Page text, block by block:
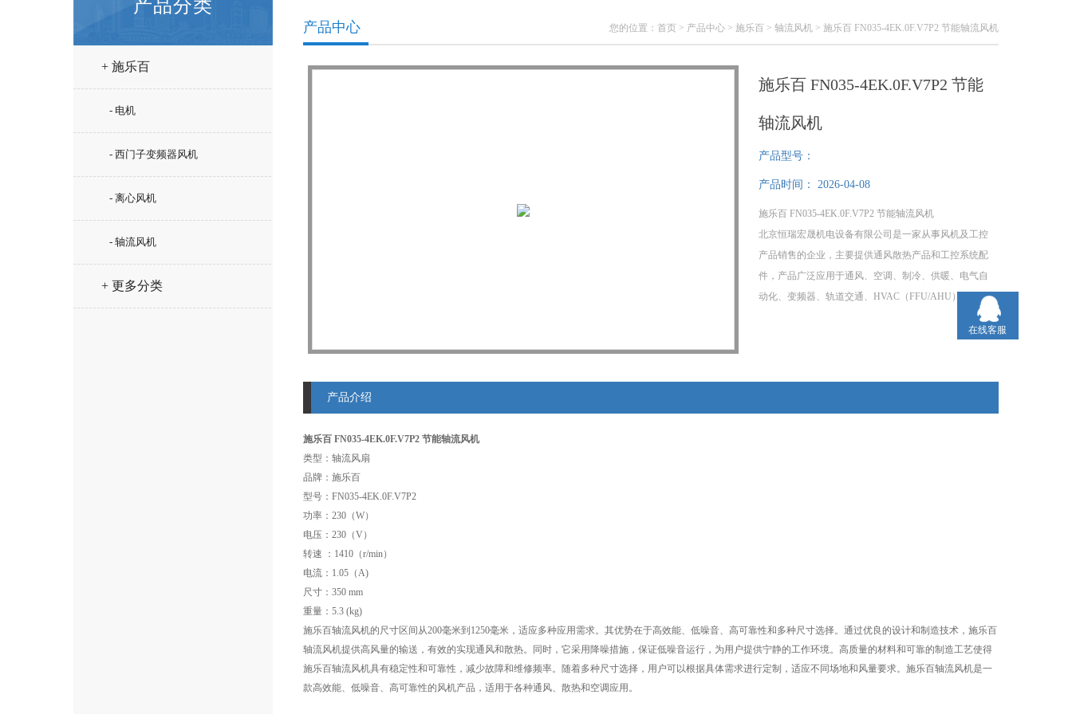
产品分类
+ 施乐百
- 电机
- 西门子变频器风机
- 离心风机
- 轴流风机
+ 更多分类
您的位置： 首页 > 产品中心 > 施乐百 > 轴流风机 > 施乐百 FN035-4EK.0F.V7P2 节能轴流风机
产品中心
施乐百 FN035-4EK.0F.V7P2 节能
轴流风机
产品型号：
产品时间： 2026-04-08
施乐百 FN035-4EK.0F.V7P2 节能轴流风机
北京恒瑞宏晟机电设备有限公司是一家从事风机及工控
产品销售的企业，主要提供通风散热产品和工控系统配
件，产品广泛应用于通风、空调、制冷、供暖、电气自
动化、变频器、轨道交通、HVAC（FFU/AHU）、空气
产品介绍
施乐百 FN035-4EK.0F.V7P2 节能轴流风机
类型：轴流风扇
品牌：施乐百
型号：FN035-4EK.0F.V7P2
功率：230（W）
电压：230（V）
转速 ：1410（r/min）
电流：1.05（A)
尺寸：350 mm
重量：5.3 (kg)
施乐百轴流风机的尺寸区间从200毫米到1250毫米，适应多种应用需求。其优势在于高效能、低噪音、高可靠性和多种尺寸选择。通过优良的设计和制造技术，施乐百
轴流风机提供高风量的输送，有效的实现通风和散热。同时，它采用降噪措施，保证低噪音运行，为用户提供宁静的工作环境。高质量的材料和可靠的制造工艺使得
施乐百轴流风机具有稳定性和可靠性，减少故障和维修频率。随着多种尺寸选择，用户可以根据具体需求进行定制，适应不同场地和风量要求。施乐百轴流风机是一
款高效能、低噪音、高可靠性的风机产品，适用于各种通风、散热和空调应用。
在线客服